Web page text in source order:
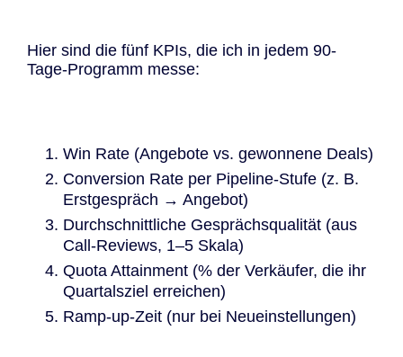
Hier sind die fünf KPIs, die ich in jedem 90-
Tage-Programm messe:
Win Rate (Angebote vs. gewonnene Deals)
Conversion Rate per Pipeline-Stufe (z. B.
Erstgespräch → Angebot)
Durchschnittliche Gesprächsqualität (aus
Call-Reviews, 1–5 Skala)
Quota Attainment (% der Verkäufer, die ihr
Quartalsziel erreichen)
Ramp-up-Zeit (nur bei Neueinstellungen)